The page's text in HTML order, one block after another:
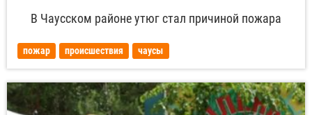
В Чаусском районе утюг стал причиной пожара
пожар происшествия чаусы